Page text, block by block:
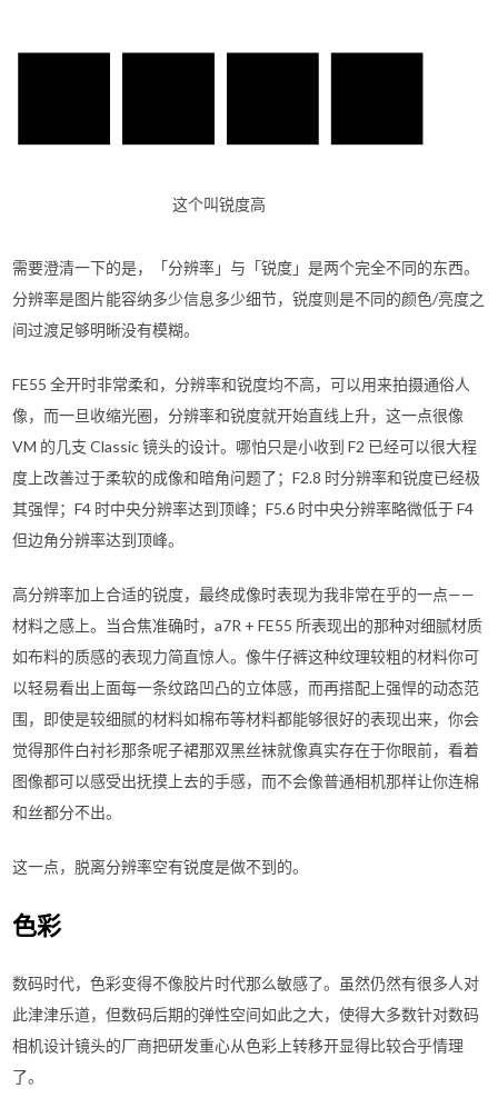
这个叫锐度高
需要澄清一下的是，「分辨率」与「锐度」是两个完全不同的东西。
分辨率是图片能容纳多少信息多少细节，锐度则是不同的颜色/亮度之
间过渡足够明晰没有模糊。
FE55 全开时非常柔和，分辨率和锐度均不高，可以用来拍摄通俗人
像，而一旦收缩光圈，分辨率和锐度就开始直线上升，这一点很像
VM 的几支 Classic 镜头的设计。哪怕只是小收到 F2 已经可以很大程
度上改善过于柔软的成像和暗角问题了；F2.8 时分辨率和锐度已经极
其强悍；F4 时中央分辨率达到顶峰；F5.6 时中央分辨率略微低于 F4
但边角分辨率达到顶峰。
高分辨率加上合适的锐度，最终成像时表现为我非常在乎的一点——
材料之感上。当合焦准确时，a7R + FE55 所表现出的那种对细腻材质
如布料的质感的表现力简直惊人。像牛仔裤这种纹理较粗的材料你可
以轻易看出上面每一条纹路凹凸的立体感，而再搭配上强悍的动态范
围，即使是较细腻的材料如棉布等材料都能够很好的表现出来，你会
觉得那件白衬衫那条呢子裙那双黑丝袜就像真实存在于你眼前，看着
图像都可以感受出抚摸上去的手感，而不会像普通相机那样让你连棉
和丝都分不出。
这一点，脱离分辨率空有锐度是做不到的。
色彩
数码时代，色彩变得不像胶片时代那么敏感了。虽然仍然有很多人对
此津津乐道，但数码后期的弹性空间如此之大，使得大多数针对数码
相机设计镜头的厂商把研发重心从色彩上转移开显得比较合乎情理
了。